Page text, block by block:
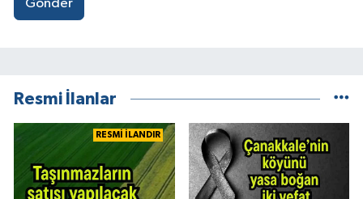
Gönder
Resmi İlanlar
RESMİ İLANDIR